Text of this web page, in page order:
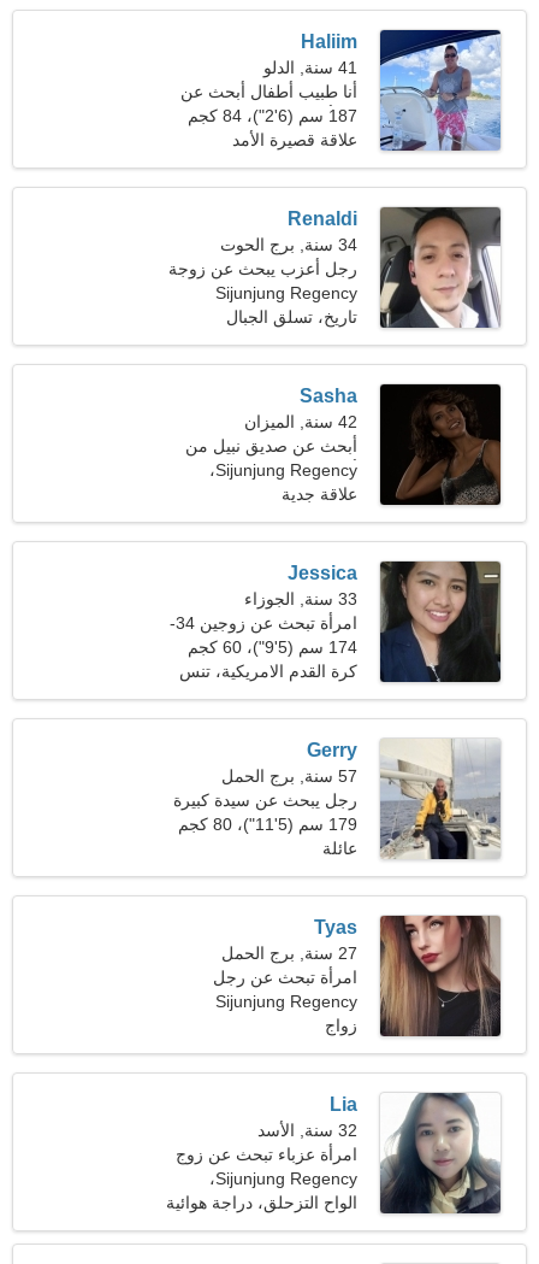
Haliim
41 سنة, الدلو
أنا طبيب أطفال أبحث عن
امرأة رائعة
187 سم (6'2")، 84 كجم
(185 رطلا)
علاقة قصيرة الأمد
Renaldi
34 سنة, برج الحوت
رجل أعزب يبحث عن زوجة
23-29
Sijunjung Regency
تاريخ، تسلق الجبال
Sasha
42 سنة, الميزان
أبحث عن صديق نبيل من
أجل المتعة
Sijunjung Regency،
إندونيسيا
علاقة جدية
Jessica
33 سنة, الجوزاء
امرأة تبحث عن زوجين 34-
44
174 سم (5'9")، 60 كجم
(132 رطلا)
كرة القدم الامريكية، تنس
Gerry
57 سنة, برج الحمل
رجل يبحث عن سيدة كبيرة
179 سم (5'11")، 80 كجم
(176 رطلا)
عائلة
Tyas
27 سنة, برج الحمل
امرأة تبحث عن رجل
Sijunjung Regency
زواج
Lia
32 سنة, الأسد
امرأة عزباء تبحث عن زوج
Sijunjung Regency،
إندونيسيا
الواح التزحلق، دراجة هوائية